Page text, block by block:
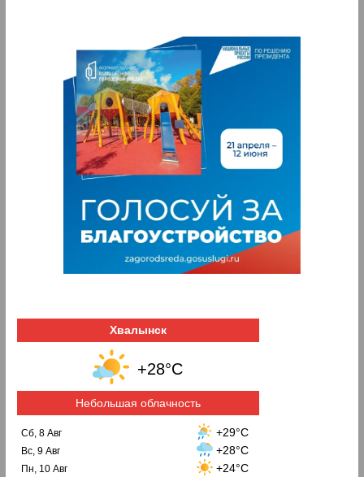
Хвалынск
+28°C
Небольшая облачность
Сб, 8 Авг +29°C
Вс, 9 Авг +28°C
Пн, 10 Авг +24°C